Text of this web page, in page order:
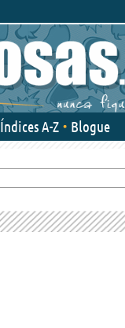
Índices A-Z Blogue